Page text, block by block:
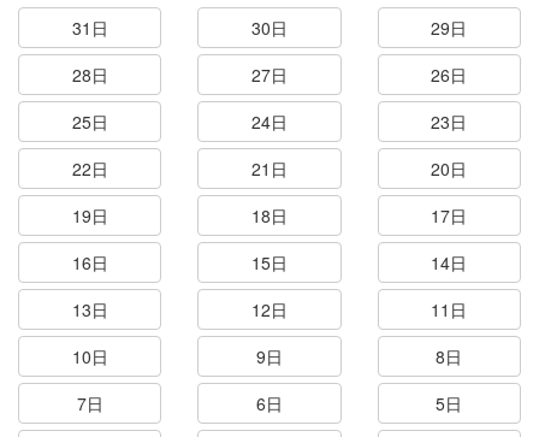
31日 30日
29日
28日
27日
26日
25日
24日
23日
22日
21日
20日
19日
18日
17日
16日
15日
14日
13日
12日
11日
10日
9日
8日
7日
6日
5日